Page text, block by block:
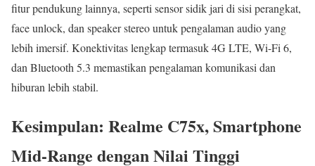
fitur pendukung lainnya, seperti sensor sidik jari di sisi perangkat,
face unlock, dan speaker stereo untuk pengalaman audio yang
lebih imersif. Konektivitas lengkap termasuk 4G LTE, Wi-Fi 6,
dan Bluetooth 5.3 memastikan pengalaman komunikasi dan
hiburan lebih stabil.
Kesimpulan: Realme C75x, Smartphone
Mid-Range dengan Nilai Tinggi